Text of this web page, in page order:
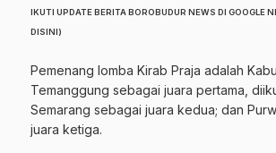
IKUTI UPDATE BERITA BOROBUDUR NEWS DI GOOGLE
DISINI)
Pemenang lomba Kirab Praja adalah
Temanggung sebagai juara pertama,
Semarang sebagai juara kedua; dan
juara ketiga.